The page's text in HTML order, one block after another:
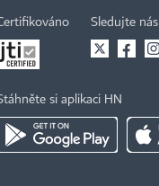
Sledujte nás
si aplikaci HN